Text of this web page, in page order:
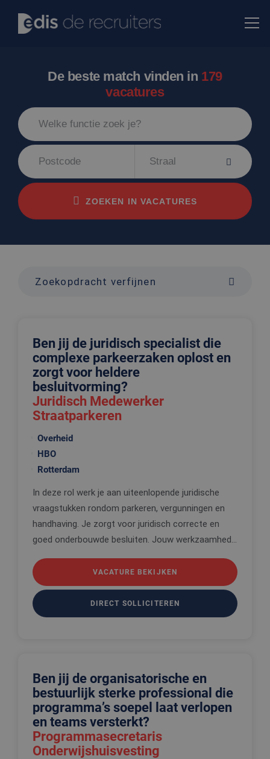
De beste match vinden in 179
vacatures
Straal
ZOEKEN IN VACATURES
Zoekopdracht verfijnen
Ben jij de juridisch specialist die
complexe parkeerzaken oplost en
zorgt voor heldere
besluitvorming?
Juridisch Medewerker
Straatparkeren
Overheid
HBO
Rotterdam
In deze rol werk je aan uiteenlopende juridische
vraagstukken rondom parkeren, vergunningen en
handhaving. Je zorgt voor juridisch correcte en
goed onderbouwde besluiten. Jouw werkzaamhed...
VACATURE BEKIJKEN
DIRECT SOLLICITEREN
Ben jij de organisatorische en
bestuurlijk sterke professional die
programma’s soepel laat verlopen
en teams versterkt?
Programmasecretaris
Onderwijshuisvesting